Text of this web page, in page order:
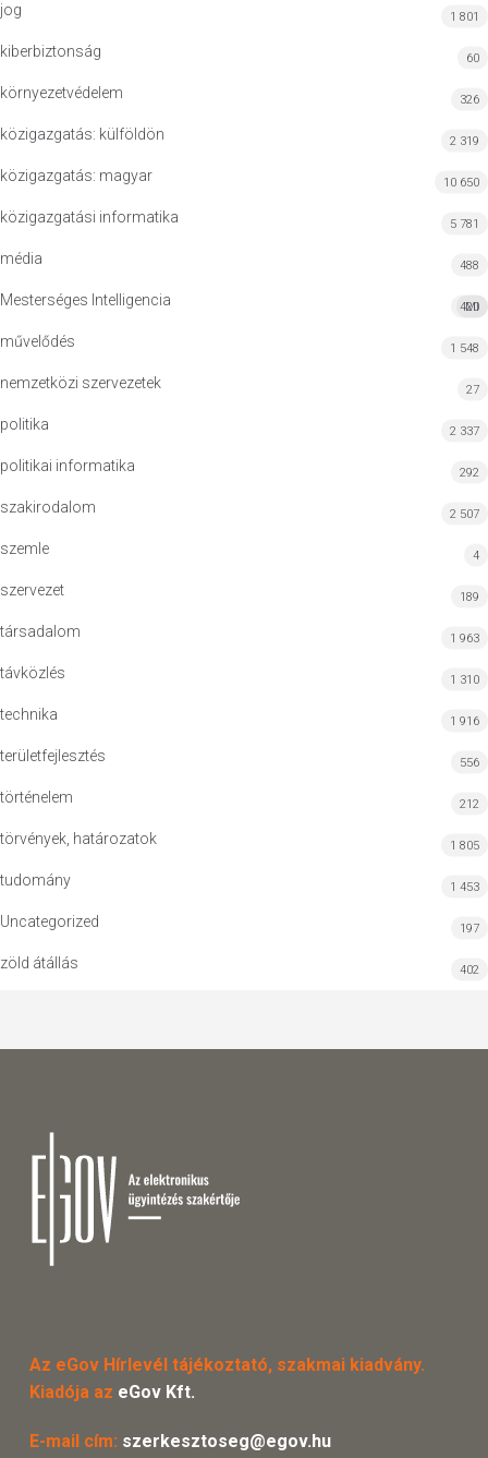
jog 1 801
kiberbiztonság 60
környezetvédelem 326
közigazgatás: külföldön 2 319
közigazgatás: magyar 10 650
közigazgatási informatika 5 781
média 488
Mesterséges Intelligencia MI
420
művelődés 1 548
nemzetközi szervezetek 27
politika 2 337
politikai informatika 292
szakirodalom 2 507
szemle 4
szervezet 189
társadalom 1 963
távközlés 1 310
technika 1 916
területfejlesztés 556
történelem 212
törvények, határozatok 1 805
tudomány 1 453
Uncategorized 197
zöld átállás 402
Az eGov Hírlevél tájékoztató, szakmai kiadvány.
Kiadója az eGov Kft.
E-mail cím: szerkesztoseg@egov.hu